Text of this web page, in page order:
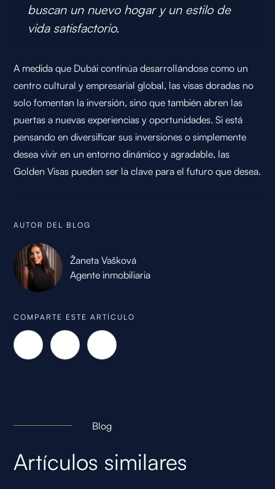
COMPARTE ESTE ARTÍCULO
buscan un nuevo hogar y un estilo de
vida satisfactorio.
A medida que Dubái continúa desarrollándose como un
centro cultural y empresarial global, las visas doradas no
solo fomentan la inversión, sino que también abren las
puertas a nuevas experiencias y oportunidades. Si está
pensando en diversificar sus inversiones o simplemente
desea vivir en un entorno dinámico y agradable, las
Golden Visas pueden ser la clave para el futuro que desea.
AUTOR DEL BLOG
Žaneta Vašková
Agente inmobiliaria
Blog
Artículos similares